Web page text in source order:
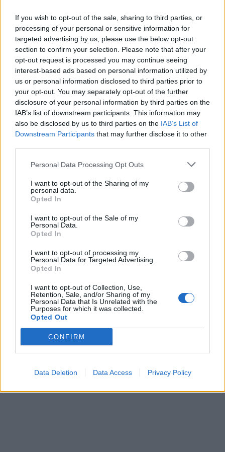
If you wish to opt-out of the sale, sharing to third parties, or
processing of your personal or sensitive information for
targeted advertising by us, please use the below opt-out
section to confirm your selection. Please note that after your
opt-out request is processed you may continue seeing
interest-based ads based on personal information utilized by
us or personal information disclosed to third parties prior to
your opt-out. You may separately opt-out of the further
disclosure of your personal information by third parties on the
IAB’s list of downstream participants. This information may
also be disclosed by us to third parties on the IAB’s List of
Downstream Participants that may further disclose it to other
Personal Data Processing Opt Outs
I want to opt-out of the Sharing of my
personal data.
Opted In
I want to opt-out of the Sale of my
Personal Data.
Opted In
I want to opt-out of processing my
Personal Data for Targeted Advertising.
Opted In
I want to opt-out of Collection, Use,
Retention, Sale, and/or Sharing of my
Personal Data that Is Unrelated with the
Purposes for which it was collected.
Opted Out
CONFIRM
Data Deletion Data Access Privacy Policy
questi slogan di odio e di guerra non si
sarebbero dispersi nel vento come sta
accadendo, ma avrebbero fatto scorrere il
sangue, divenendo realtà e mettendo
definitivamente in ginocchio tutto il Paese.